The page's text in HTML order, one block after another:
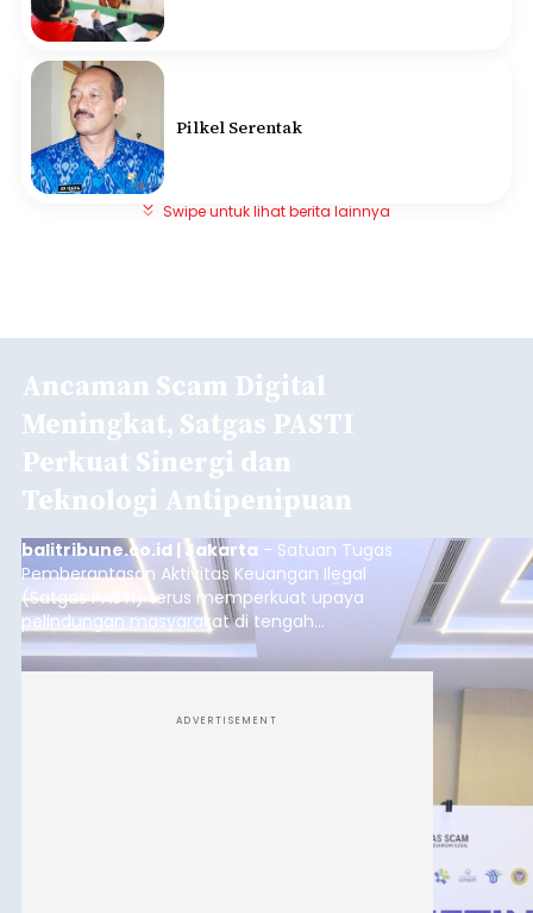
Pilkel Serentak
Swipe untuk lihat berita lainnya
Ancaman Scam Digital
Meningkat, Satgas PASTI
Perkuat Sinergi dan
Teknologi Antipenipuan
balitribune.co.id | Jakarta - Satuan Tugas
Pemberantasan Aktivitas Keuangan Ilegal
(Satgas PASTI) terus memperkuat upaya
pelindungan masyarakat di tengah
meningkatnya ancaman penipuan digital yang
semakin kompleks.
ADVERTISEMENT